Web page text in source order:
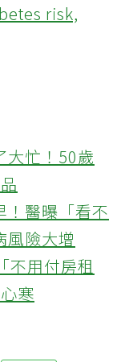
risk,
大忙！50歲
！醫曝「看不
風險大增
不用付房租
寒